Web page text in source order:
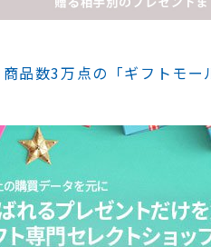
品数3万点の「ギフトモー